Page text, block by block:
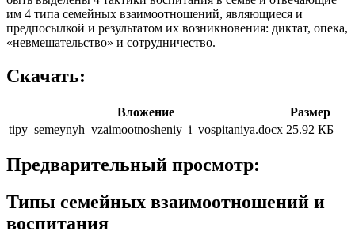
им 4 типа семейных взаимоотношений, являющиеся и
предпосылкой и результатом их возникновения: диктат, опека,
«невмешательство» и сотрудничество.
Скачать:
Вложение
Размер
tipy_semeynyh_vzaimootnosheniy_i_vospitaniya.docx 25.92 КБ
Предварительный просмотр:
Типы семейных взаимоотношений и
воспитания